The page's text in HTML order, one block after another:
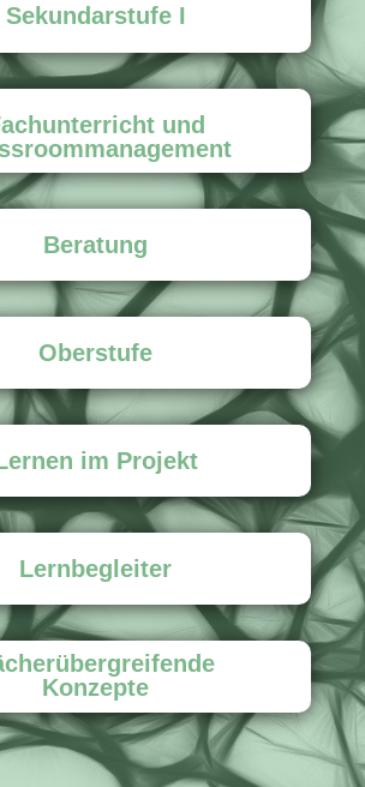
Sekundarstufe I
und
Beratung
Oberstufe
im Projekt
Lernbegleiter
Konzepte